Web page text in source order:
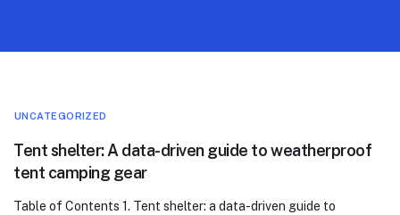
UNCATEGORIZED
Tent shelter: A data-driven guide to weatherproof
tent camping gear
Table of Contents 1. Tent shelter: a data-driven guide to